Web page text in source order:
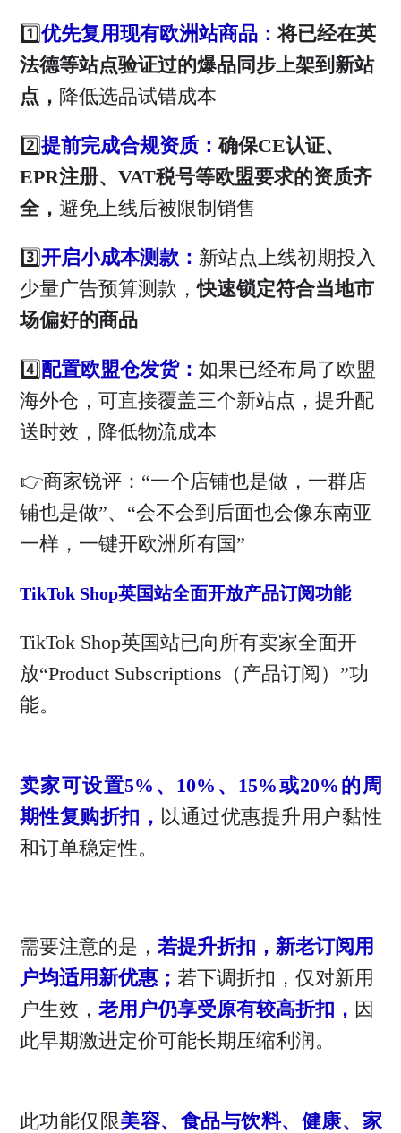
1️⃣优先复用现有欧洲站商品：将已经在英
法德等站点验证过的爆品同步上架到新站
点， 降低选品试错成本
2️⃣提前完成合规资质：确保CE认证、
EPR注册、VAT税号等欧盟要求的资质齐
全， 避免上线后被限制销售
3️⃣开启小成本测款： 新站点上线初期投入
少量广告预算测款，快速锁定符合当地市
场偏好的商品
4️⃣ 配置欧盟仓发货： 如果已经布局了欧盟
海外仓，可直接覆盖三个新站点，提升配
送时效，降低物流成本
👉商家锐评：“一个店铺也是做，一群店
铺也是做”、“会不会到后面也会像东南亚
一样，一键开欧洲所有国”
TikTok Shop英国站全面开放产品订阅功能
TikTok Shop英国站已向所有卖家全面开
放“Product Subscriptions（产品订阅）”功
能。
卖家可设置5%、10%、15%或20%的周
期性复购折扣， 以通过优惠提升用户黏性
和订单稳定性。
需要注意的是， 若提升折扣，新老订阅用
户均适用新优惠； 若下调折扣，仅对新用
户生效， 老用户仍享受原有较高折扣， 因
此早期激进定价可能长期压缩利润。
此功能仅限美容、食品与饮料、健康、家